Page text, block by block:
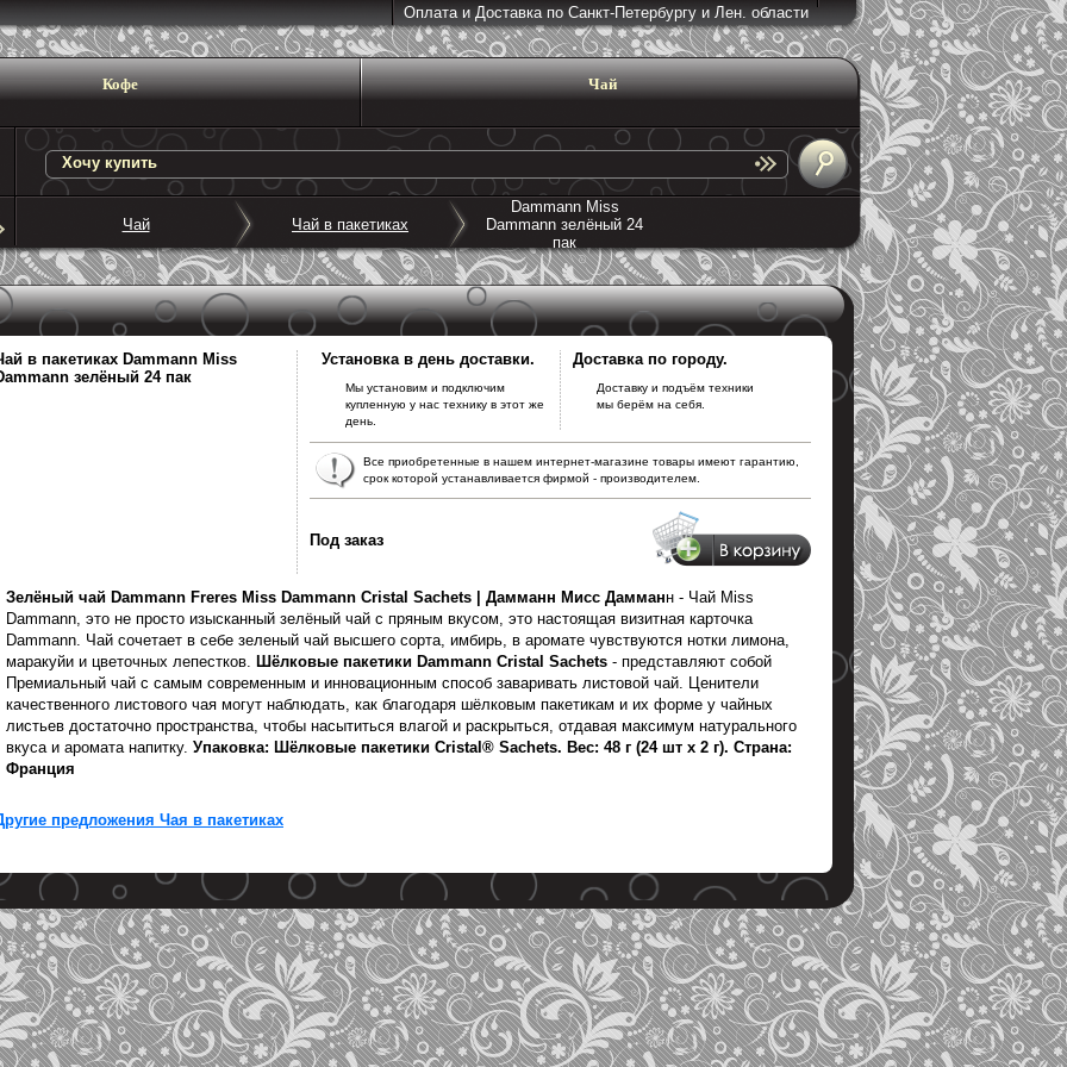
Оплата и Доставка по Санкт-Петербургу и Лен. области
Кофе Чай
Чай Чай в пакетиках
Dammann Miss
Dammann зелёный 24
пак
в пакетиках Dammann Miss
зелёный 24 пак
Установка в день доставки.
Мы установим и подключим
купленную у нас технику в этот же
день.
Доставка по городу.
Доставку и подъём техники
мы берём на себя.
Все приобретенные в нашем интернет-магазине товары имеют гарантию,
срок которой устанавливается фирмой - производителем.
Под заказ
Зелёный чай Dammann Freres Miss Dammann Cristal Sachets | Дамманн Мисс Дамманн - Чай Miss
Dammann, это не просто изысканный зелёный чай с пряным вкусом, это настоящая визитная карточка
Dammann. Чай сочетает в себе зеленый чай высшего сорта, имбирь, в аромате чувствуются нотки лимона,
маракуйи и цветочных лепестков. Шёлковые пакетики Dammann Cristal Sachets - представляют собой
Премиальный чай с самым современным и инновационным способ заваривать листовой чай. Ценители
качественного листового чая могут наблюдать, как благодаря шёлковым пакетикам и их форме у чайных
листьев достаточно пространства, чтобы насытиться влагой и раскрыться, отдавая максимум натурального
вкуса и аромата напитку. Упаковка: Шёлковые пакетики Cristal® Sachets. Вес: 48 г (24 шт х 2 г). Страна:
Франция
предложения Чая в пакетиках